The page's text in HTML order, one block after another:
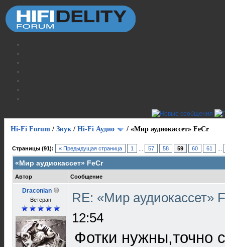
Hi-Fi Forum / Звук / Hi-Fi Аудио / «Мир аудиокассет» FeCr
Страницы (91): « Предыдущая страница 1 57 58 59 60 61
«Мир аудиокассет» FeCr
Автор Сообщение
Draconian
Ветеран
RE: «Мир аудиокассет»
12:54
Фотки нужны,точно